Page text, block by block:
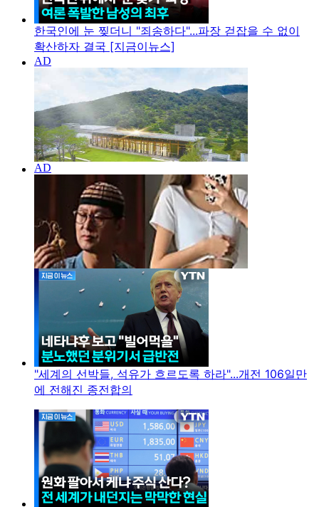
한국인에 눈 찢더니 "죄송하다"...파장 걷잡을 수 없이
확산하자 결국 [지금이뉴스]
"세계의 선박들, 석유가 흐르도록 하라"...개전 106일만
에 전해진 종전합의